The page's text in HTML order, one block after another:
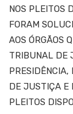
NOS PLEITOS
FORAM
AOS ÓRGÃOS
TRIBUNAL DE
PRESIDÊNCIA,
DE JUSTIÇA E
PLEITOS